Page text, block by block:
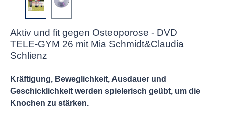
Aktiv und fit gegen Osteoporose - DVD
TELE-GYM 26 mit Mia Schmidt&Claudia
Schlienz
Kräftigung, Beweglichkeit, Ausdauer und
Geschicklichkeit werden spielerisch geübt, um die
Knochen zu stärken.